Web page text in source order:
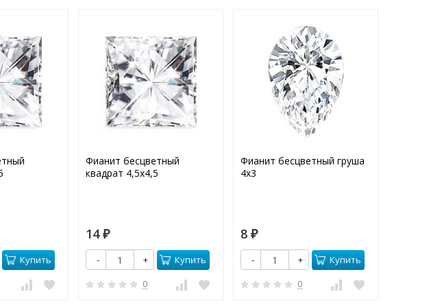
Купить
Фианит бесцветный
квадрат 4,5х4,5
14 ₽
- + Купить
0
Фианит бесцветный груша
4х3
8 ₽
- + Купить
0